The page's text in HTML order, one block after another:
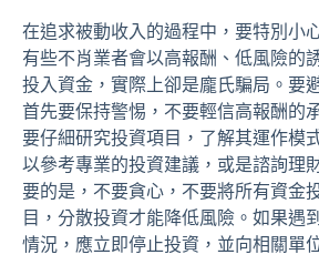
在追求被動收入的過程中，要特別小
有些不肖業者會以高報酬、低風險的
投入資金，實際上卻是龐氏騙局。要
首先要保持警惕，不要輕信高報酬的
要仔細研究投資項目，了解其運作模
以參考專業的投資建議，或是諮詢理
要的是，不要貪心，不要將所有資金
目，分散投資才能降低風險。如果遇
情況，應立即停止投資，並向相關單